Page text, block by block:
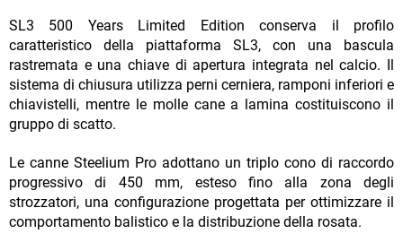
SL3 500 Years Limited Edition conserva il profilo
caratteristico della piattaforma SL3, con una bascula
rastremata e una chiave di apertura integrata nel calcio. Il
sistema di chiusura utilizza perni cerniera, ramponi inferiori e
chiavistelli, mentre le molle cane a lamina costituiscono il
gruppo di scatto.
Le canne Steelium Pro adottano un triplo cono di raccordo
progressivo di 450 mm, esteso fino alla zona degli
strozzatori, una configurazione progettata per ottimizzare il
comportamento balistico e la distribuzione della rosata.